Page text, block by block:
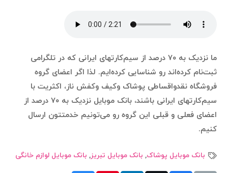
ما نزدیک به ۷۰ درصد از سیم‌کارتهای ایرانی که در تلگرامی
ثبت‌نام کرده‌اند رو شناسایی کرده‌ایم. لذا اگر اعضای گروه
فروشگاه نقدواقساطی پوشاک وکیف وکفش ناز، اکثریت با
سیم‌کارتهای ایرانی باشند، بانک موبایل نزدیک به ۷۰ درصد از
اعضای فعلی و قبلی این گروه رو می‌تونیم خدمتتون ارسال
کنیم.
بانک موبایل پوشاک, بانک موبایل تبریز, بانک موبایل لوازم خانگی